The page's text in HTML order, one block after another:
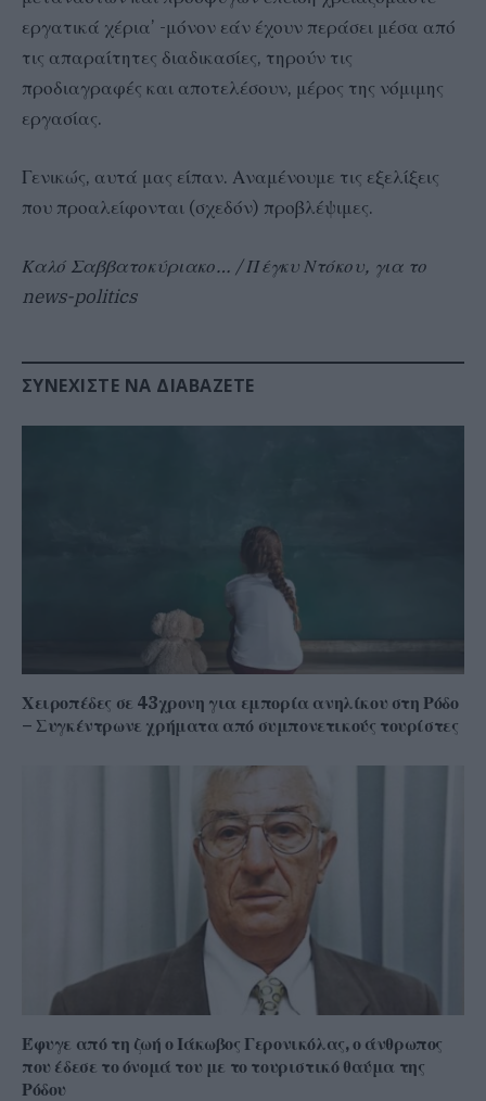
εργατικά χέρια’ -μόνον εάν έχουν περάσει μέσα από
τις απαραίτητες διαδικασίες, τηρούν τις
προδιαγραφές και αποτελέσουν, μέρος της νόμιμης
εργασίας.
Γενικώς, αυτά μας είπαν. Αναμένουμε τις εξελίξεις
που προαλείφονται (σχεδόν) προβλέψιμες.
Καλό Σαββατοκύριακο… / Πέγκυ Ντόκου, για το
news-politics
ΣΥΝΕΧΊΣΤΕ ΝΑ ΔΙΑΒΆΖΕΤΕ
Χειροπέδες σε 43χρονη για εμπορία ανηλίκου στη Ρόδο
– Συγκέντρωνε χρήματα από συμπονετικούς τουρίστες
Έφυγε από τη ζωή ο Ιάκωβος Γερονικόλας, ο άνθρωπος
που έδεσε το όνομά του με το τουριστικό θαύμα της
Ρόδου